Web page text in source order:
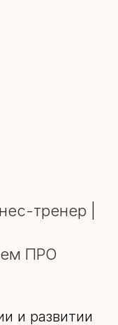
тренер |
ПРО
и развитии